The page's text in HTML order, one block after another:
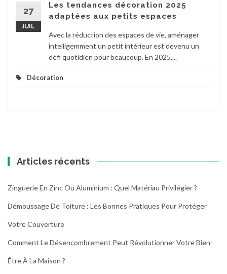
27
JUIL
Les tendances décoration 2025
adaptées aux petits espaces
Avec la réduction des espaces de vie, aménager
intelligemment un petit intérieur est devenu un
défi quotidien pour beaucoup. En 2025,...
Décoration
Articles récents
Zinguerie En Zinc Ou Aluminium : Quel Matériau Privilégier ?
Démoussage De Toiture : Les Bonnes Pratiques Pour Protéger
Votre Couverture
Comment Le Désencombrement Peut Révolutionner Votre Bien-
Être À La Maison ?